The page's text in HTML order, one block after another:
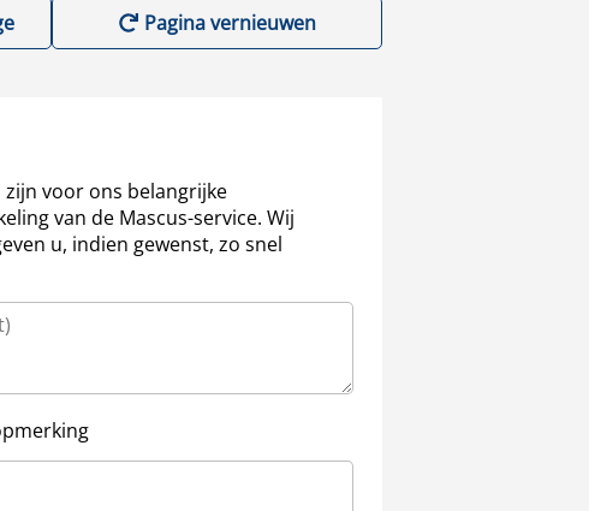
Pagina vernieuwen
voor ons belangrijke
van de Mascus-service. Wij
u, indien gewenst, zo snel